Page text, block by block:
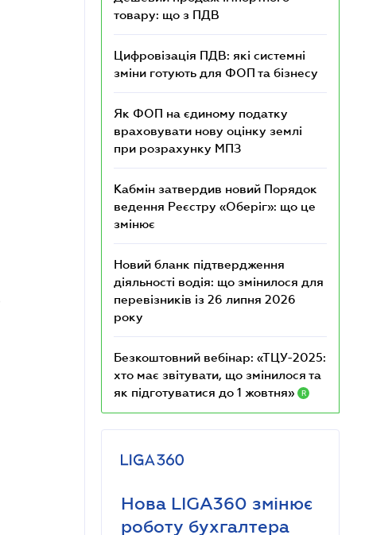
товару: що з ПДВ
Цифровізація ПДВ: які системні
зміни готують для ФОП та бізнесу
Як ФОП на єдиному податку
враховувати нову оцінку землі
при розрахунку МПЗ
Кабмін затвердив новий Порядок
ведення Реєстру «Оберіг»: що це
змінює
Новий бланк підтвердження
діяльності водія: що змінилося для
перевізників із 26 липня 2026
року
Безкоштовний вебінар: «ТЦУ-2025:
хто має звітувати, що змінилося та
як підготуватися до 1 жовтня»
R
Нова LIGA360 змінює
роботу бухгалтера